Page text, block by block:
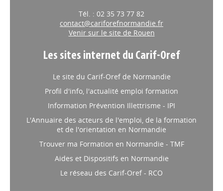
Tél. : 02 35 73 77 82
contact@cariforefnormandie.fr
Venir sur le site de Rouen
Les sites internet du Carif-Oref
Le site du Carif-Oref de Normandie
Profil d'info, l'actualité emploi formation
Information Prévention Illettrisme - IPI
L'Annuaire des acteurs de l'emploi, de la formation
et de l'orientation en Normandie
Trouver ma Formation en Normandie - TMF
Aides et Dispositifs en Normandie
Le réseau des Carif-Oref - RCO